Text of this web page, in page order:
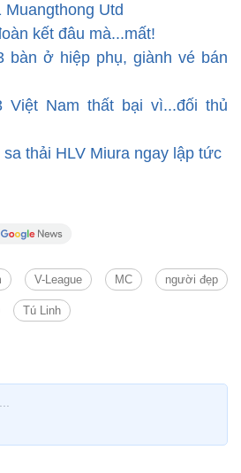
Muangthong Utd
kết đâu mà...mất!
bàn ở hiệp phụ, giành vé bán
Việt Nam thất bại vì...đối thủ
thải HLV Miura ngay lập tức
V-League MC người đẹp
Tú Linh